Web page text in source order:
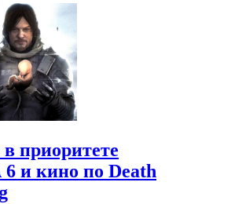
приоритете
6 и кино по Death